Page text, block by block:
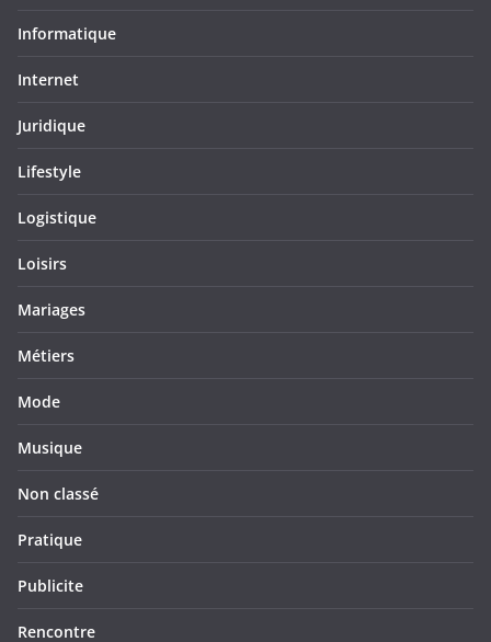
Informatique
Internet
Juridique
Lifestyle
Logistique
Loisirs
Mariages
Métiers
Mode
Musique
Non classé
Pratique
Publicite
Rencontre